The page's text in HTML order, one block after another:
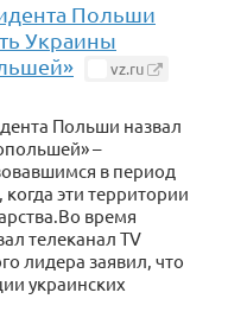
Польши
Украины
vz.ru
Польши назвал
–
в период
эти территории
время
телеканал TV
лидера заявил, что
украинских